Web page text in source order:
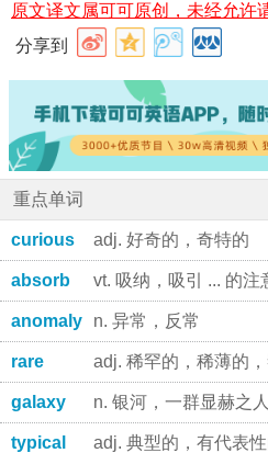
原文译文属可可原创，未经允许
分享到
重点单词
curious adj. 好奇的，奇特的
absorb vt. 吸纳，吸引 ... 的注
anomaly n. 异常，反常
rare adj. 稀罕的，稀薄的
galaxy n. 银河，一群显赫之人
typical adj. 典型的，有代表